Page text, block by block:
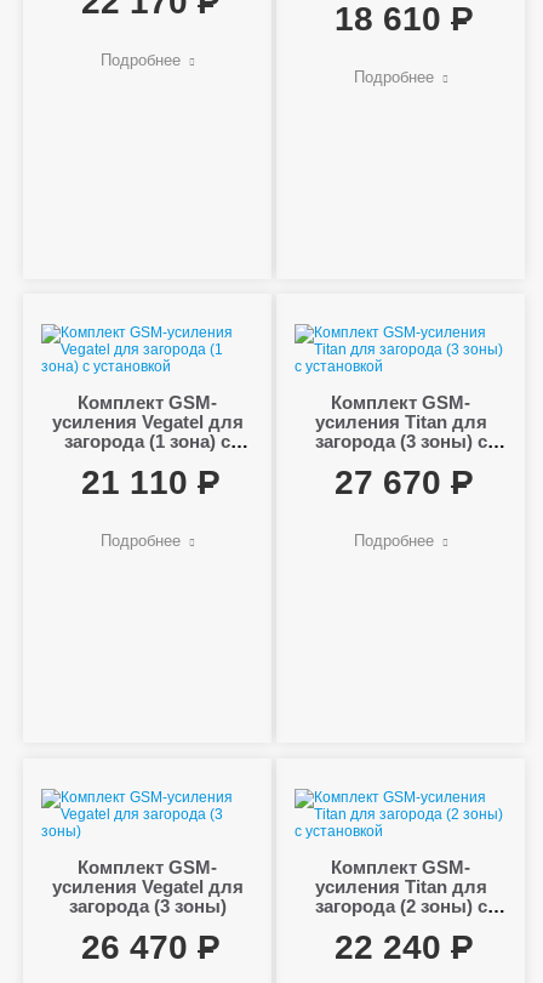
Подробнее
18 610
Подробнее
Комплект GSM-
усиления Vegatel для
загорода (1 зона) с
21 110
Подробнее
Комплект GSM-
усиления Titan для
загорода (3 зоны) с
27 670
Подробнее
Комплект GSM-
усиления Vegatel для
загорода (3 зоны)
26 470
Комплект GSM-
усиления Titan для
загорода (2 зоны) с
22 240